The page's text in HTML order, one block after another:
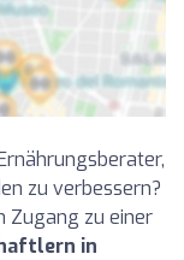
zu verbessern?
Zugang zu einer
in